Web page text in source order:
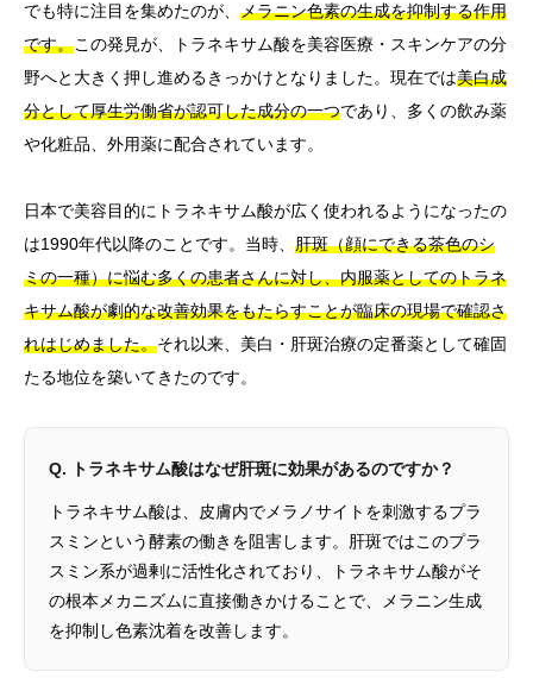
でも特に注目を集めたのが、 メラニン色素の生成を抑制する作用
です。この発見が、トラネキサム酸を美容医療・スキンケアの分
野へと大きく押し進めるきっかけとなりました。現在では美白成
分として厚生労働省が認可した成分の一つであり、多くの飲み薬
や化粧品、外用薬に配合されています。
日本で美容目的にトラネキサム酸が広く使われるようになったの
は1990年代以降のことです。当時、 肝斑（顔にできる茶色のシ
ミの一種）に悩む多くの患者さんに対し、内服薬としてのトラネ
キサム酸が劇的な改善効果をもたらすことが臨床の現場で確認さ
れはじめました。それ以来、美白・肝斑治療の定番薬として確固
たる地位を築いてきたのです。
Q. トラネキサム酸はなぜ肝斑に効果があるのですか？
トラネキサム酸は、皮膚内でメラノサイトを刺激するプラ
スミンという酵素の働きを阻害します。肝斑ではこのプラ
スミン系が過剰に活性化されており、トラネキサム酸がそ
の根本メカニズムに直接働きかけることで、メラニン生成
を抑制し色素沈着を改善します。